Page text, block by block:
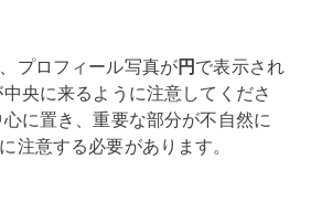
プロフィール写真が円で表示され
央に来るように注意してくださ
に置き、重要な部分が不自然に
注意する必要があります。